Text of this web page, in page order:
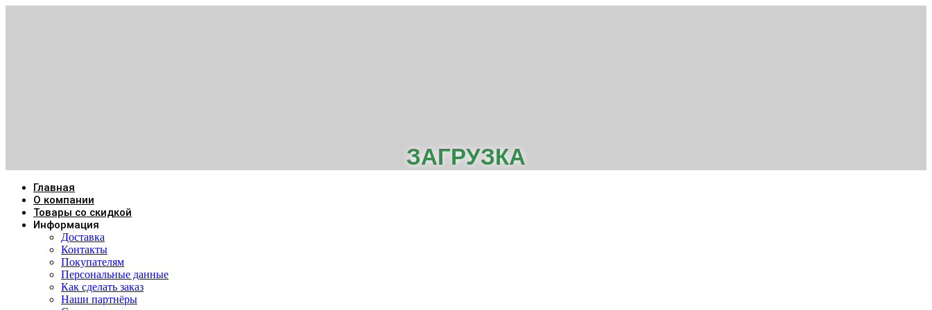
ЗАГРУЗКА
Главная
О компании
Товары со скидкой
Информация
Доставка
Контакты
Покупателям
Персональные данные
Как сделать заказ
Наши партнёры